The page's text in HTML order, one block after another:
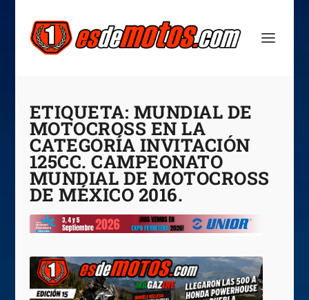
ETIQUETA: MUNDIAL DE
MOTOCROSS EN LA
CATEGORÍA INVITACIÓN
125CC. CAMPEONATO
MUNDIAL DE MOTOCROSS
DE MÉXICO 2016.